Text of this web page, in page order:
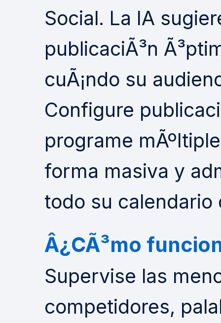
Social. La IA
publicaciÃ³n
cuÃ¡ndo su
Configure
programe
forma masiva y
todo su calendario
Â¿CÃ³mo
Supervise las
competidores,